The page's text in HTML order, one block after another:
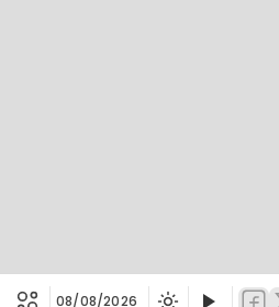
08/08/2026